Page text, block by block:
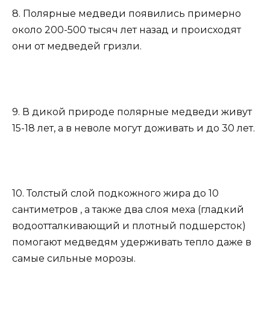
8. Полярные медведи появились примерно
около 200-500 тысяч лет назад и происходят
они от медведей гризли.
9. В дикой природе полярные медведи живут
15-18 лет, а в неволе могут доживать и до 30 лет.
10. Толстый слой подкожного жира до 10
сантиметров , а также два слоя меха (гладкий
водоотталкивающий и плотный подшерсток)
помогают медведям удерживать тепло даже в
самые сильные морозы.